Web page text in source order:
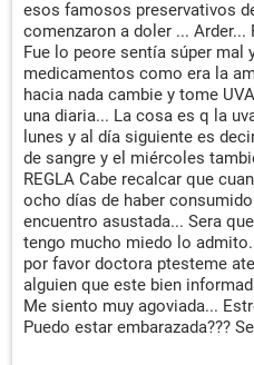
esos famosos preservativos
comenzaron a doler ... Arder...
Fue lo peore sentía súper mal
medicamentos como era la
hacia nada cambie y tome
una diaria... La cosa es q la
lunes y al día siguiente es
de sangre y el miércoles
REGLA Cabe recalcar que
ocho días de haber
encuentro asustada... Sera
tengo mucho miedo lo
por favor doctora ptesteme
alguien que este bien
Me siento muy agoviada...
Puedo estar embarazada???